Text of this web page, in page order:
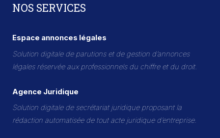
NOS SERVICES
Espace annonces légales
Solution digitale de parutions et de gestion d’annonces
légales réservée aux professionnels du chiffre et du droit.
Agence Juridique
Solution digitale de secrétariat juridique proposant la
rédaction automatisée de tout acte juridique d’entreprise.